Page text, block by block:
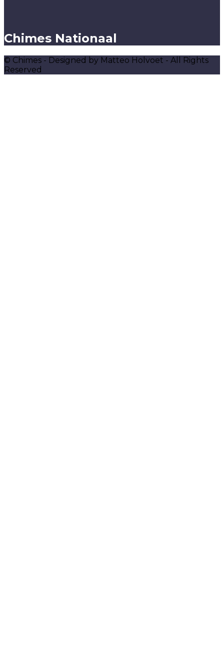
Chimes Nationaal
© Chimes - Designed by Matteo Holvoet - All Rights
Reserved